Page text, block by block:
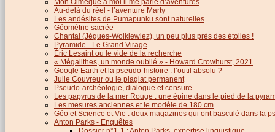
Au-delà du réel - l’aventure Marty
Les andésites de Pumapunku sont naturelles
Géométrie sacrée
Chantal (Jègues-Wolkiewiez), un peu plus près des étoiles !
Pyramide - Le Grand Virage
Éric Lesaint ou le vide de la recherche
« Mégalithes, un monde oublié » - Howard Crowhurst, 2021
Google Earth et la pseudo-histoire : l’outil absolu ?
Julie Couvreur ou le plagiat permanent
Pseudo-archéologie, dialogue et censure
Les papyrus de la mer Rouge : une épine dans le pied de la
Les mesures anciennes et le modèle de 180 cm
Géo et Science et Vie : deux magazines qui ont basculé dans la
Anton Parks - Enquêtes